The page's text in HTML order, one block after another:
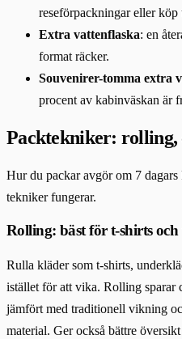
reseförpackningar eller köp
Extra vattenflaska: en
format räcker.
Souvenirer-tomma extra
procent av kabinväskan är
Packtekniker: rolling,
Hur du packar avgör om 7
tekniker fungerar.
Rolling: bäst för t-shirts
Rulla kläder som t-shirts,
istället för att vika. Rolling sparar
jämfört med traditionell vikning
material. Ger också bättre